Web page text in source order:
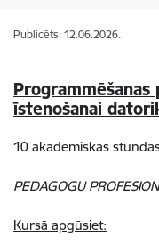
Publicēts: 12.06.2026.
īstenošanai
10 akadēmiskās
PEDAGOGU
Kursā apgūsiet: